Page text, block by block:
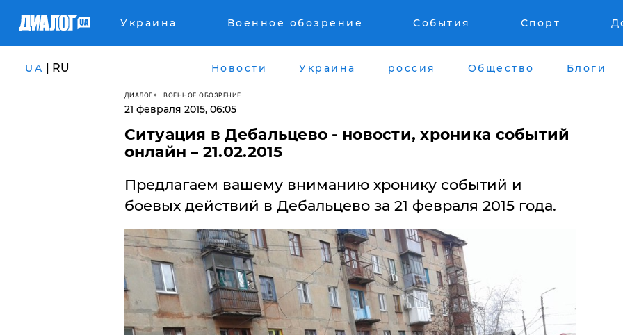
Украина Военное обозрение События Спорт
UA | RU Новости Украина россия Общество Блоги
ДИАЛОГ ВОЕННОЕ ОБОЗРЕНИЕ
21 февраля 2015, 06:05
Ситуация в Дебальцево - новости, хроника событий
онлайн – 21.02.2015
Предлагаем вашему вниманию хронику событий и
боевых действий в Дебальцево за 21 февраля 2015 года.